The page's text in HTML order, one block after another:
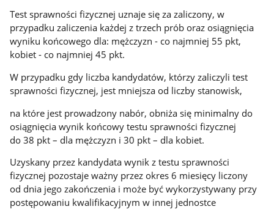
Test sprawności fizycznej uznaje się za zaliczony, w
przypadku zaliczenia każdej z trzech prób oraz osiągnięcia
wyniku końcowego dla: mężczyzn - co najmniej 55 pkt,
kobiet - co najmniej 45 pkt.
W przypadku gdy liczba kandydatów, którzy zaliczyli test
sprawności fizycznej, jest mniejsza od liczby stanowisk,
na które jest prowadzony nabór, obniża się minimalny do
osiągnięcia wynik końcowy testu sprawności fizycznej
do 38 pkt – dla mężczyzn i 30 pkt – dla kobiet.
Uzyskany przez kandydata wynik z testu sprawności
fizycznej pozostaje ważny przez okres 6 miesięcy liczony
od dnia jego zakończenia i może być wykorzystywany przy
postępowaniu kwalifikacyjnym w innej jednostce